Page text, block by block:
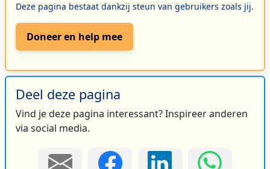
Deze pagina bestaat dankzij steun van gebruikers zoals jij.
Doneer en help mee
Deel deze pagina
Vind je deze pagina interessant? Inspireer anderen
via social media.